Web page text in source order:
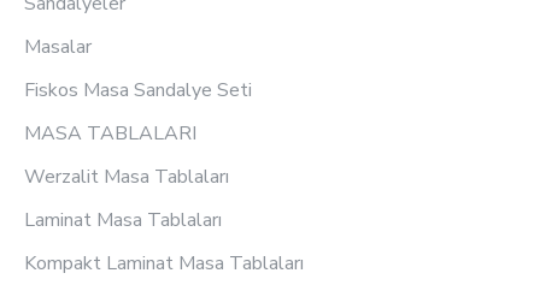
Masalar
Fiskos Masa Sandalye Seti
MASA TABLALARI
Werzalit Masa Tablaları
Laminat Masa Tablaları
Kompakt Laminat Masa Tablaları